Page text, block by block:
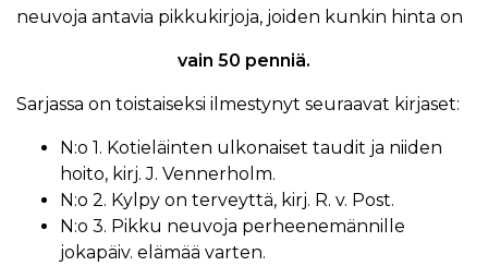
neuvoja antavia pikkukirjoja, joiden kunkin hinta on
vain 50 penniä.
Sarjassa on toistaiseksi ilmestynyt seuraavat kirjaset:
N:o 1. Kotieläinten ulkonaiset taudit ja niiden
hoito, kirj. J. Vennerholm.
N:o 2. Kylpy on terveyttä, kirj. R. v. Post.
N:o 3. Pikku neuvoja perheenemännille
jokapäiv. elämää varten.